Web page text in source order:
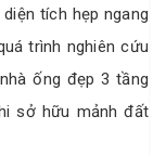
tích hẹp ngang
trình nghiên cứu
ống đẹp 3 tầng
sở hữu mảnh đất